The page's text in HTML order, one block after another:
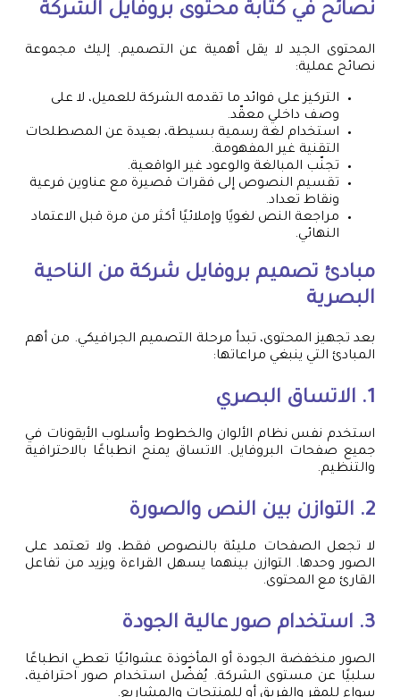
نصائح في كتابة محتوى بروفايل الشركة
المحتوى الجيد لا يقل أهمية عن التصميم. إليك مجموعة
نصائح عملية:
التركيز على فوائد ما تقدمه الشركة للعميل، لا على
وصف داخلي معقّد.
استخدام لغة رسمية بسيطة، بعيدة عن المصطلحات
التقنية غير المفهومة.
تجنّب المبالغة والوعود غير الواقعية.
تقسيم النصوص إلى فقرات قصيرة مع عناوين فرعية
ونقاط تعداد.
مراجعة النص لغويًا وإملائيًا أكثر من مرة قبل الاعتماد
النهائي.
مبادئ تصميم بروفايل شركة من الناحية
البصرية
بعد تجهيز المحتوى، تبدأ مرحلة التصميم الجرافيكي. من أهم
المبادئ التي ينبغي مراعاتها:
1. الاتساق البصري
استخدم نفس نظام الألوان والخطوط وأسلوب الأيقونات في
جميع صفحات البروفايل. الاتساق يمنح انطباعًا بالاحترافية
والتنظيم.
2. التوازن بين النص والصورة
لا تجعل الصفحات مليئة بالنصوص فقط، ولا تعتمد على
الصور وحدها. التوازن بينهما يسهل القراءة ويزيد من تفاعل
القارئ مع المحتوى.
3. استخدام صور عالية الجودة
الصور منخفضة الجودة أو المأخوذة عشوائيًا تعطي انطباعًا
سلبيًا عن مستوى الشركة. يُفضّل استخدام صور احترافية،